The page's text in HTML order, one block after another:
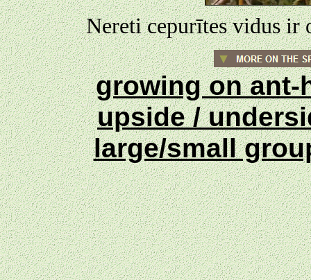
Nereti cepurītes vidus ir
growing on
upside /
large/small